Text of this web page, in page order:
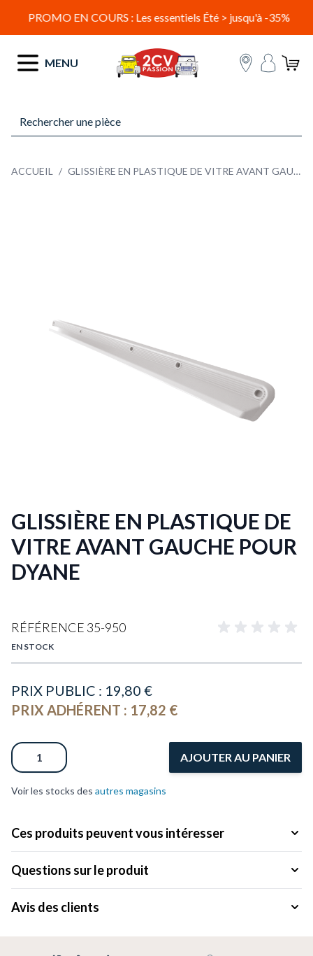
PROMO EN COURS : Les essentiels Été > jusqu'à -35%
MENU
ACCUEIL / GLISSIÈRE EN PLASTIQUE DE VITRE AVANT GAUCHE POUR DYANE
GLISSIÈRE EN PLASTIQUE DE
VITRE AVANT GAUCHE POUR
DYANE
RÉFÉRENCE 35-950
EN STOCK
PRIX PUBLIC : 19,80 €
PRIX ADHÉRENT : 17,82 €
Quantité
AJOUTER AU PANIER
Voir les stocks des autres magasins
Ces produits peuvent vous intéresser
Questions sur le produit
Avis des clients